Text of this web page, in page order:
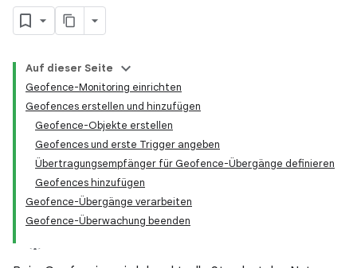
Auf dieser Seite
Geofence-Monitoring einrichten
Geofences erstellen und hinzufügen
Geofence-Objekte erstellen
Geofences und erste Trigger angeben
Übertragungsempfänger für Geofence-Übergänge definieren
Geofences hinzufügen
Geofence-Übergänge verarbeiten
Geofence-Überwachung beenden